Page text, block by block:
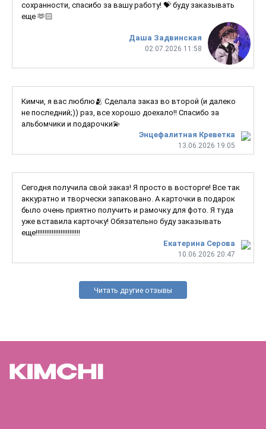
Даша Задвинская
02.07.2026 11:58
сохранности, спасибо за вашу работу! 💝 буду заказывать
еще 🫶🏻
Энцефалитная Креветка
13.06.2026 19:05
Кимчи, я вас люблю🫂 Сделала заказ во второй (и далеко
не последний;)) раз, все хорошо доехало!! Спасибо за
альбомчики и подарочки💫
Екатерина Серова
10.06.2026 20:47
Сегодня получила свой заказ! Я просто в восторге! Все так
аккуратно и творчески запаковано. А карточки в подарок
было очень приятно получить и рамочку для фото. Я туда
уже вставила карточку! Обязательно буду заказывать
еще!!!!!!!!!!!!!!!!!!!!!!!!!
Читать другие отзывы